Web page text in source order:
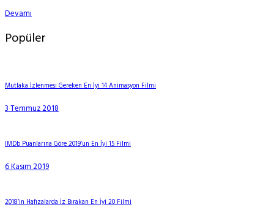
Devamı
Popüler
Mutlaka İzlenmesi Gereken En İyi 14 Animasyon Filmi
3 Temmuz 2018
IMDb Puanlarına Göre 2019’un En İyi 15 Filmi
6 Kasım 2019
2018’in Hafızalarda İz Bırakan En İyi 20 Filmi